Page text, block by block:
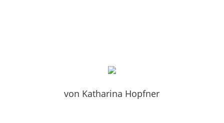
von Katharina Hopfner